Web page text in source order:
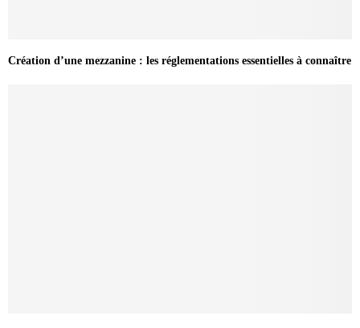
Création d’une mezzanine : les réglementations essentielles à connaître